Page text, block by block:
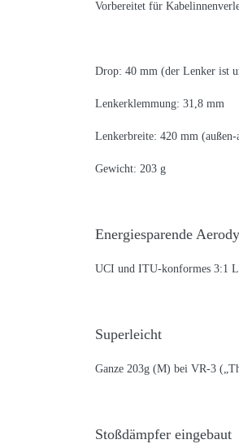
Vorbereitet für
Drop: 40 mm (der Lenker ist
Lenkerklemmung: 31,8 mm
Lenkerbreite: 420 mm (außen-
Gewicht: 203 g
Energiesparende
UCI und ITU-konformes 3:1
Superleicht
Ganze 203g (M) bei VR-3
Stoßdämpfer eingebaut